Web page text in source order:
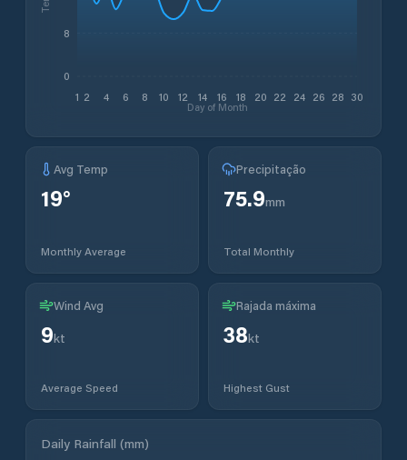
1 2 4 6 8 10 12 14 16 18 20 22 24 26 28 30
Day of Month
0
8
Avg Temp
19°
Monthly Average
Precipitação
75.9mm
Total Monthly
Wind Avg
9kt
Average Speed
Rajada máxima
38kt
Highest Gust
Daily Rainfall (mm)